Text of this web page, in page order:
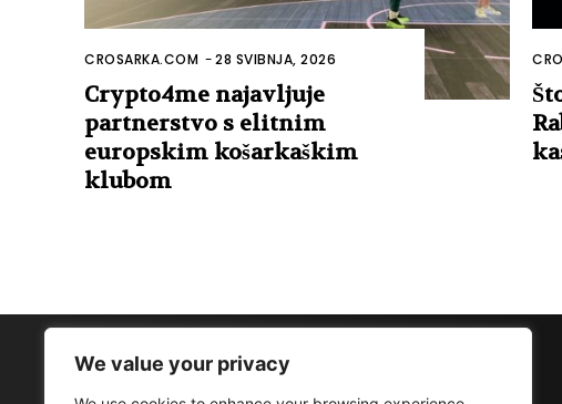
We value your privacy
CROSARKA.COM -28 SVIBNJA, 2026
Crypto4me najavljuje
partnerstvo s elitnim
europskim košarkaškim
klubom